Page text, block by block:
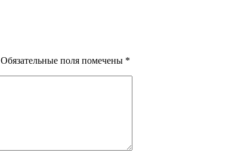
Обязательные поля помечены *